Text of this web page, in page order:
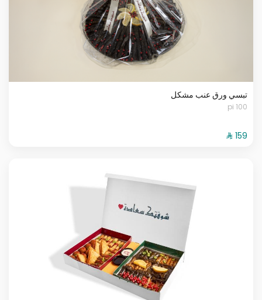
تبسي ورق عنب مشكل
100 pi